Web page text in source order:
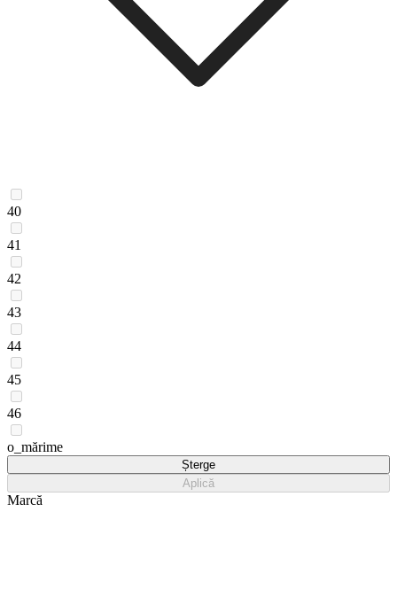
40
41
42
43
44
45
46
o_mărime
Șterge
Aplică
Marcă